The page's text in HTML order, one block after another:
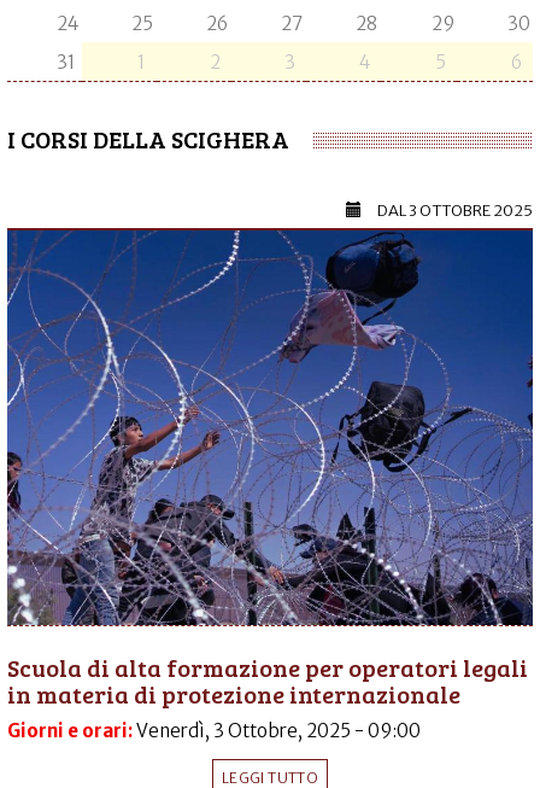
24
25 26 27 28 29
30
31
1 2 3 4 5 6
I CORSI DELLA SCIGHERA
DAL3 OTTOBRE 2025
Scuola di alta formazione per operatori legali
in materia di protezione internazionale
Giorni e orari:Venerdì, 3 Ottobre, 2025 - 09:00
LEGGI TUTTO